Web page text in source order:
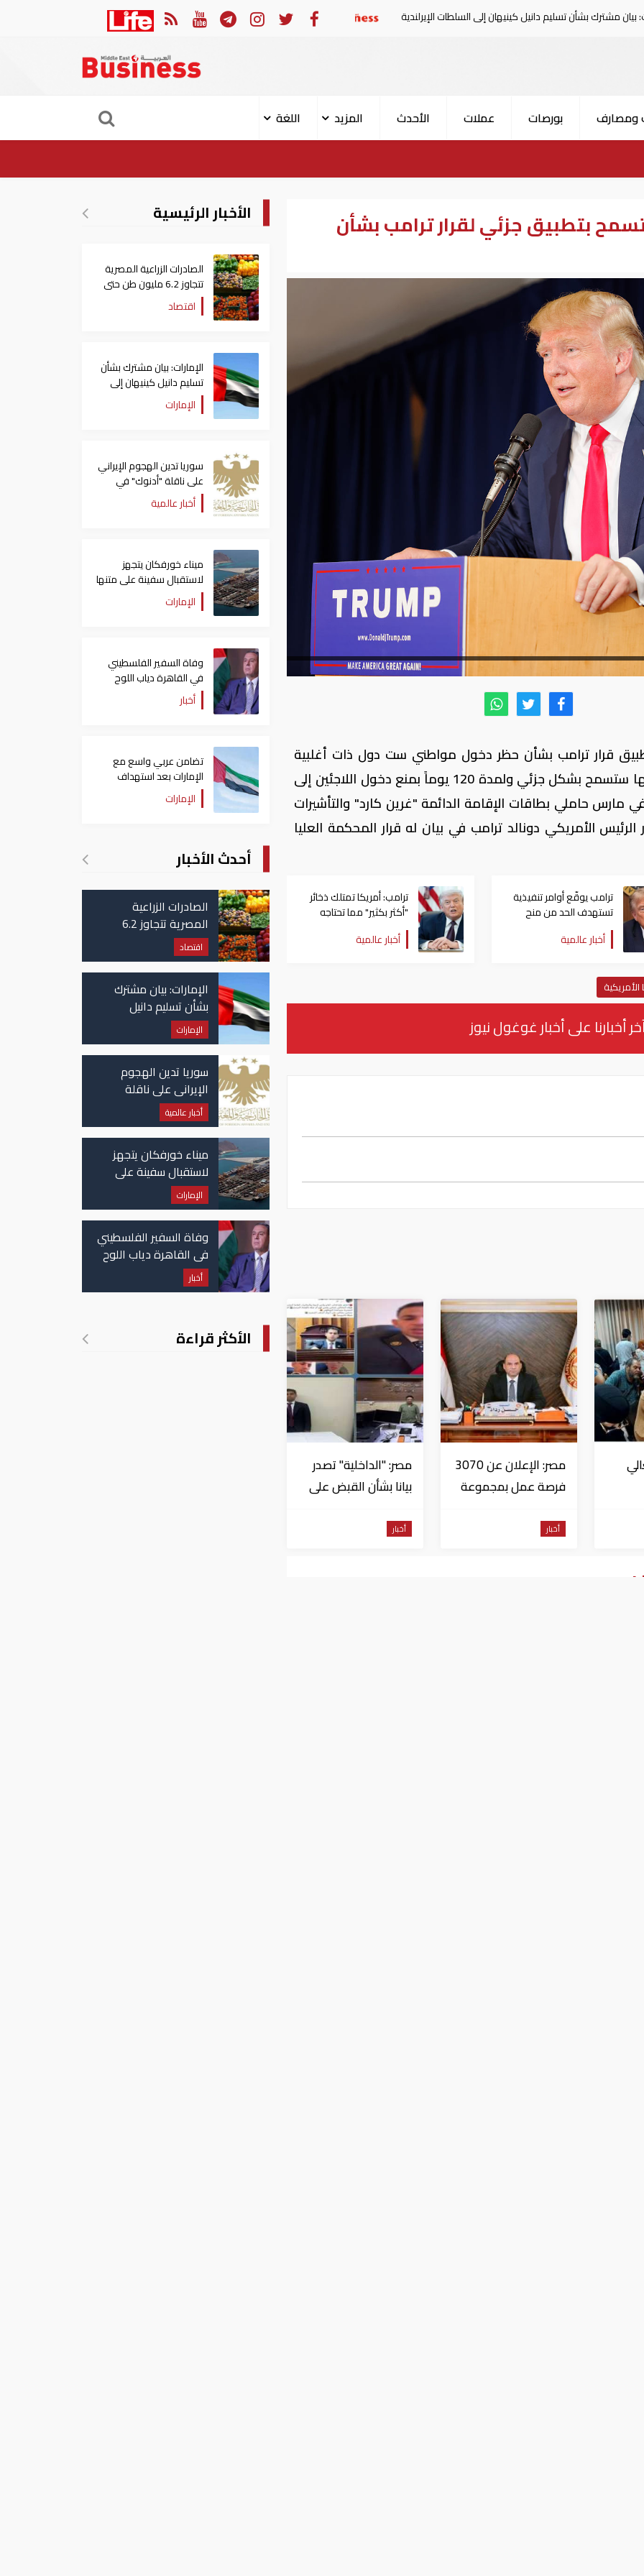
تسليم دانيل كينيهان إلى السلطات الإيرلندية سوريا تدين الهجوم الإيراني على ناقلة "أدنوك" في مضيق هرمز ‏
ومصارف بورصات عملات الأحدث المزيد
اللغة
بتطبيق جزئي لقرار ترامب بشأن
قرار ترامب بشأن حظر دخول مواطني ست دول ذات أغلبية
مسلمة إلى الولايات المتحدة..مشيرة إلى أنها ستسمح بشكل جزئي ولمدة 120 يوماً بمنع دخول اللاجئين إلى
مارس حاملي بطاقات الإقامة الدائمة "غرين كارد" والتأشيرات
الأمريكي دونالد ترامب في بيان له قرار المحكمة العليا
ترامب يوقّع أوامر تنفيذية
تستهدف الحد من منح
الجنسية الأمريكية بالولادة
أخبار عالمية
ترامب: أمريكا تمتلك ذخائر
"أكثر بكثير" مما تحتاجه
أخبار عالمية
أخبارنا على أخبار غوغول نيوز
مصر: الإعلان عن 3070
فرصة عمل بمجموعة
أخبار
مصر: "الداخلية" تصدر
بيانا بشأن القبض على
للاستيلاء على
أخبار
جديد
الأخبار الرئيسية
الصادرات الزراعية المصرية
تتجاوز 6.2 مليون طن حتى
الآناقتصاد
الإمارات: بيان مشترك بشأن
تسليم دانيل كينيهان إلى
السلطات الإيرلندية
الإمارات
سوريا تدين الهجوم الإيراني
على ناقلة "أدنوك" في
مضيق هرمز ‏
أخبار عالمية
ميناء خورفكان يتجهز
لاستقبال سفينة على متنها
6068 سيارة صينيةالإمارات
وفاة السفير الفلسطيني
في القاهرة دياب اللوح
أخبار
تضامن عربي واسع مع
الإمارات بعد استهداف
ناقلة في مضيق هرمز
الإمارات
أحدث الأخبار
الصادرات الزراعية
المصرية تتجاوز 6.2
مليون طن حتى الآن
اقتصاد
الإمارات: بيان مشترك
بشأن تسليم دانيل
كينيهان إلى السلطات
الإيرلندية
الإمارات
سوريا تدين الهجوم
الإيراني على ناقلة
"أدنوك" في مضيق هرمز
أخبار عالمية
ميناء خورفكان يتجهز
لاستقبال سفينة على
متنها 6068 سيارة صينية
الإمارات
وفاة السفير الفلسطيني
في القاهرة دياب اللوح
أخبار
الأكثر قراءة